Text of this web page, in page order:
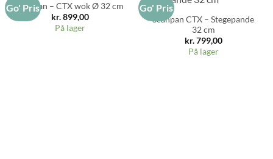
Go' Pris
Scanpan – CTX wok Ø 32 cm
kr.899,00
På lager
Go' Pris
Scanpan CTX – Stegepande
32 cm
kr.799,00
På lager